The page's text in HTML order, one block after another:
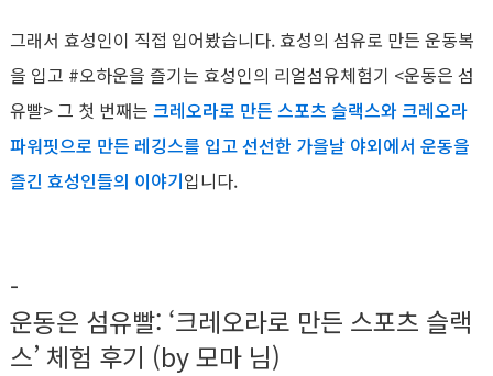
그래서 효성인이 직접 입어봤습니다. 효성의 섬유로 만든 운동복
을 입고 #오하운을 즐기는 효성인의 리얼섬유체험기 <운동은 섬
유빨> 그 첫 번째는 크레오라로 만든 스포츠 슬랙스와 크레오라
파워핏으로 만든 레깅스를 입고 선선한 가을날 야외에서 운동을
즐긴 효성인들의 이야기입니다.
-
운동은 섬유빨: ‘크레오라로 만든 스포츠 슬랙
스’ 체험 후기 (by 모마 님)